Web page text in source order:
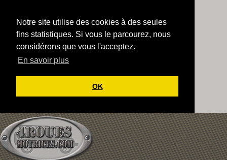
Notre site utilise des cookies à des seules
fins statistiques. Si vous le parcourez, nous
considérons que vous l'acceptez.
En savoir plus
OK